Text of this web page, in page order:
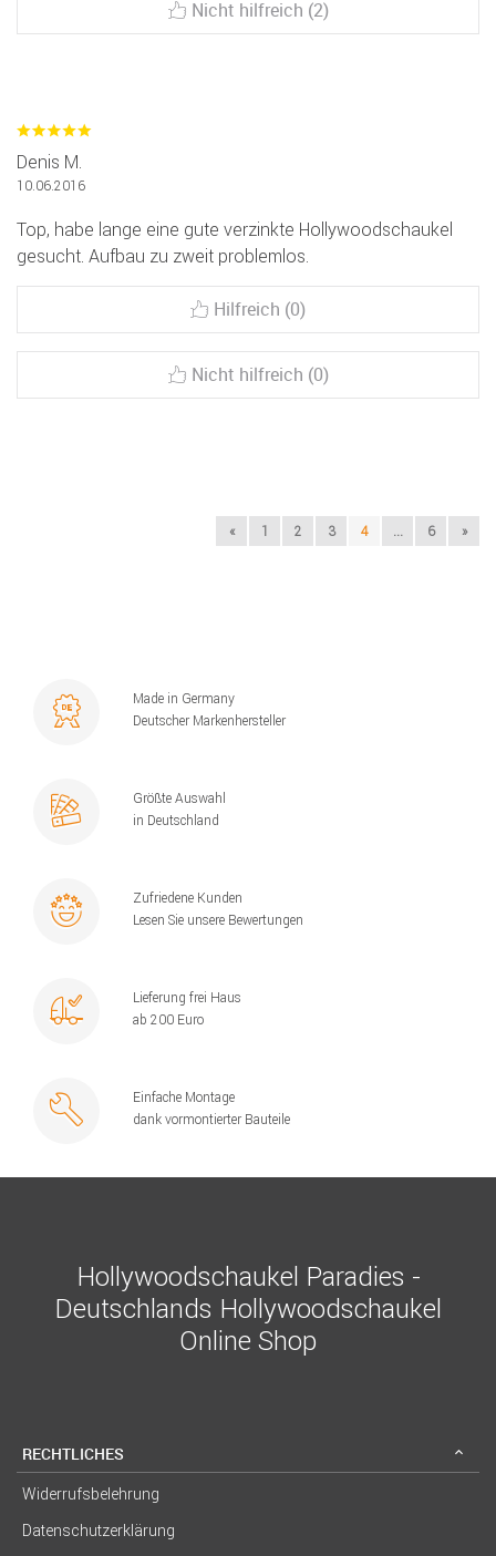
Nicht hilfreich (2)
Denis M.
10.06.2016
Top, habe lange eine gute verzinkte Hollywoodschaukel
gesucht. Aufbau zu zweit problemlos.
Hilfreich (0)
Nicht hilfreich (0)
« 1 2 3 4 ... 6 »
Made in Germany
Deutscher Markenhersteller
Größte Auswahl
in Deutschland
Zufriedene Kunden
Lesen Sie unsere Bewertungen
Lieferung frei Haus
ab 200 Euro
Einfache Montage
dank vormontierter Bauteile
Hollywoodschaukel Paradies -
Deutschlands Hollywoodschaukel
Online Shop
RECHTLICHES
Widerrufsbelehrung
Datenschutzerklärung